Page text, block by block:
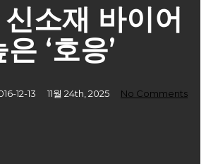
소재 바이어
은 ‘호응’
12-13 11월 24th, 2025 No Comments